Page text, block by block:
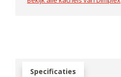
Specificaties